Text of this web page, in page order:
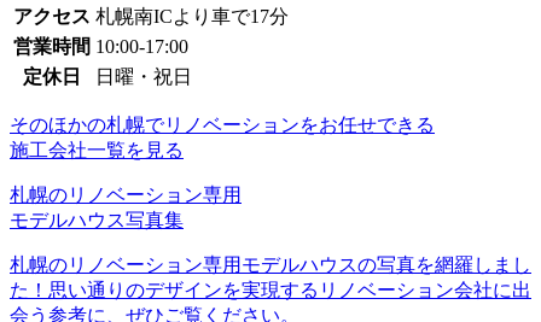
アクセス 札幌南ICより車で17分
営業時間 10:00-17:00
定休日
日曜・祝日
そのほかの札幌でリノベーションをお任せできる
施工会社一覧を見る
札幌のリノベーション専用
モデルハウス写真集
札幌のリノベーション専用モデルハウスの写真を網羅しまし
た！思い通りのデザインを実現するリノベーション会社に出
会う参考に、ぜひご覧ください。